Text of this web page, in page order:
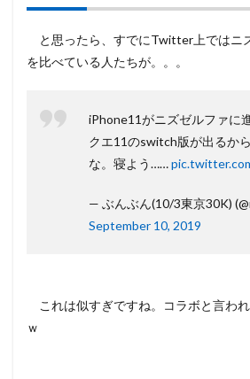
と思ったら、すでにTwitter上ではニ
を比べている人たちが。。。
iPhone11がニズゼルファに
クエ11のswitch版が出るか
な。寝よう……
— ぶんぶん(10/3東京30K)
September 10, 2019
これは似すぎですね。コラボと言わ
ｗ